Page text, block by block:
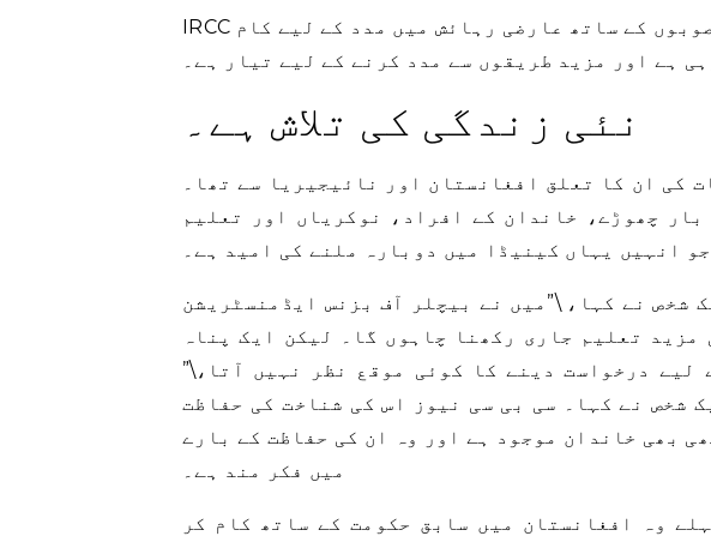
IRCC کا کہنا ہے کہ وہ میونسپلٹیز اور صوبوں کے ساتھ عارضی رہائش میں مدد کے لیے کام
ہے اور مزید طریقوں سے مدد کرنے کے لیے تیار ہے۔
نئی زندگی کی تلاش ہے۔
کی ان کا تعلق افغانستان اور نائیجیریا سے تھا۔
چھوڑے، خاندان کے افراد، نوکریاں اور تعلیم
انہیں یہاں کینیڈا میں دوبارہ ملنے کی امید ہے۔
شخص نے کہا، \”میں نے بیچلر آف بزنس ایڈمنسٹریشن
تعلیم جاری رکھنا چاہوں گا۔ لیکن ایک پناہ
درخواست دینے کا کوئی موقع نظر نہیں آتا،\”
شخص نے کہا۔ سی بی سی نیوز اس کی شناخت کی حفاظت
بھی خاندان موجود ہے اور وہ ان کی حفاظت کے بارے
میں فکر مند ہے۔
وہ افغانستان میں سابق حکومت کے ساتھ کام کر